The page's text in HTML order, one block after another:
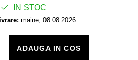
IN STOC
maine, 08.08.2026
ADAUGA IN COS